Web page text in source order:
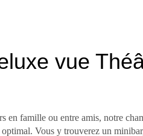
vue
en famille ou entre amis, notre
Vous y trouverez un